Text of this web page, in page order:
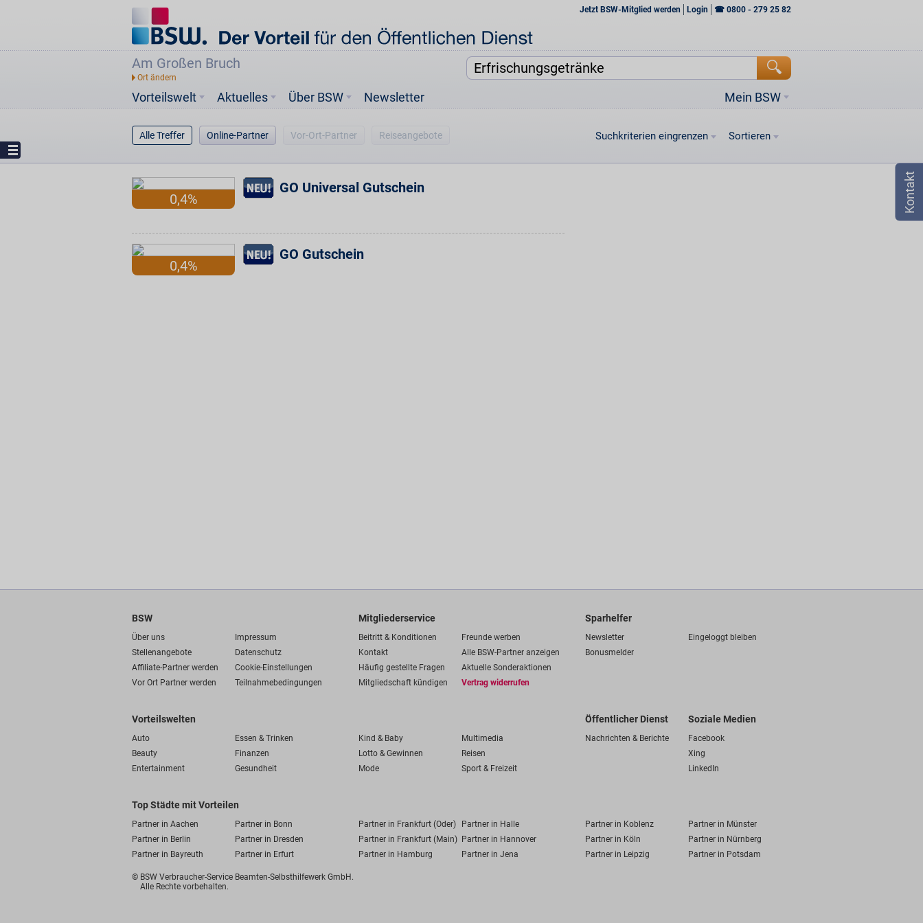
Jetzt BSW-Mitglied werden Login ☎ 0800 - 279 25 82
Am Großen Bruch
Vorteilswelt Mein BSW
Aktuelles Über BSW Newsletter
Alle Treffer Online-Partner Vor-Ort-Partner Reiseangebote Suchkriterien eingrenzen Sortieren
0,4%
GO Universal Gutschein
0,4%
GO Gutschein
BSW
Über uns
Impressum
Stellenangebote
Datenschutz
Affiliate-Partner werden
Cookie-Einstellungen
Vor Ort Partner werden
Teilnahmebedingungen
Mitgliederservice
Beitritt & Konditionen
Freunde werben
Kontakt
Alle BSW-Partner anzeigen
Häufig gestellte Fragen
Aktuelle Sonderaktionen
Mitgliedschaft kündigen
Vertrag widerrufen
Sparhelfer
Newsletter
Eingeloggt bleiben
Bonusmelder
Vorteilswelten
Auto Essen & Trinken Kind & Baby
Multimedia
Beauty
Finanzen Lotto & Gewinnen
Reisen
Entertainment
Gesundheit Mode Sport & Freizeit
Öffentlicher Dienst
Nachrichten & Berichte
Soziale Medien
Facebook
Xing
LinkedIn
Top Städte mit Vorteilen
Partner in Aachen Partner in Bonn Partner in Frankfurt (Oder) Partner in Halle Partner in Koblenz
Partner in Münster
Partner in Berlin
Partner in Dresden Partner in Frankfurt (Main) Partner in Hannover Partner in Köln
Partner in Nürnberg
Partner in Bayreuth
Partner in Erfurt Partner in Hamburg Partner in Jena Partner in Leipzig Partner in Potsdam
© BSW Verbraucher-Service Beamten-Selbsthilfewerk GmbH.
Alle Rechte vorbehalten.